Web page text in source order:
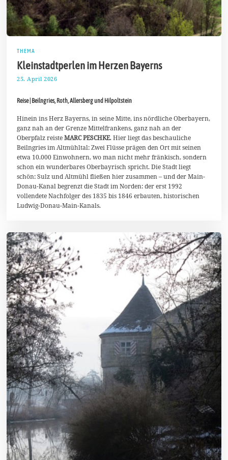
THEMA
Kleinstadtperlen im Herzen Bayerns
25. April 2026
a
2
0
2
6
Reise | Beilngries, Roth, Allersberg und Hilpoltstein
Hinein ins Herz Bayerns, in seine Mitte, ins nördliche Oberbayern,
ganz nah an der Grenze Mittelfrankens, ganz nah an der
Oberpfalz reisteMARC PESCHKE. Hier liegt das beschauliche
Beilngries im Altmühltal: Zwei Flüsse prägen den Ort mit seinen
etwa 10.000 Einwohnern, wo man nicht mehr fränkisch, sondern
schon ein wunderbares Oberbayrisch spricht. Die Stadt liegt
schön: Sulz und Altmühl fließen hier zusammen – und der Main-
Donau-Kanal begrenzt die Stadt im Norden: der erst 1992
vollendete Nachfolger des 1835 bis 1846 erbauten, historischen
Ludwig-Donau-Main-Kanals.